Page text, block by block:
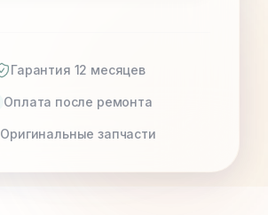
Гарантия 12 месяцев
Оплата после ремонта
Оригинальные запчасти